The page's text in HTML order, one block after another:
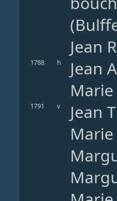
Jean
1788 h
Jean
1791 v
Jean